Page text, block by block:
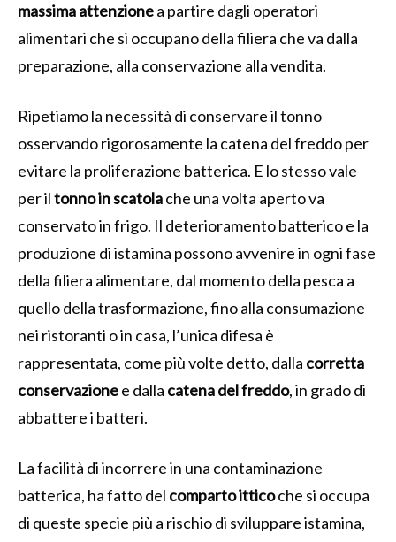
massima attenzionea partire dagli operatori
alimentari che si occupano della filiera che va dalla
preparazione, alla conservazione alla vendita.
Ripetiamo la necessità di conservare il tonno
osservando rigorosamente la catena del freddo per
evitare la proliferazione batterica. E lo stesso vale
per iltonno in scatolache una volta aperto va
conservato in frigo. Il deterioramento batterico e la
produzione di istamina possono avvenire in ogni fase
della filiera alimentare, dal momento della pesca a
quello della trasformazione, fino alla consumazione
nei ristoranti o in casa, l’unica difesa è
rappresentata, come più volte detto, dalla corretta
conservazionee dalla catena del freddo, in grado di
abbattere i batteri.
La facilità di incorrere in una contaminazione
batterica, ha fatto del comparto itticoche si occupa
di queste specie più a rischio di sviluppare istamina,